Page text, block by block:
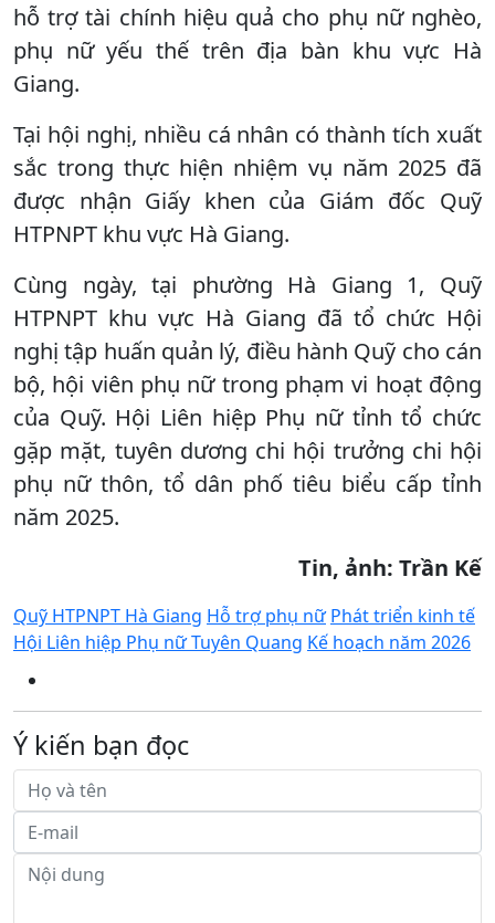
hỗ trợ tài chính hiệu quả cho phụ nữ nghèo,
phụ nữ yếu thế trên địa bàn khu vực Hà
Giang.
Tại hội nghị, nhiều cá nhân có thành tích xuất
sắc trong thực hiện nhiệm vụ năm 2025 đã
được nhận Giấy khen của Giám đốc Quỹ
HTPNPT khu vực Hà Giang.
Cùng ngày, tại phường Hà Giang 1, Quỹ
HTPNPT khu vực Hà Giang đã tổ chức Hội
nghị tập huấn quản lý, điều hành Quỹ cho cán
bộ, hội viên phụ nữ trong phạm vi hoạt động
của Quỹ. Hội Liên hiệp Phụ nữ tỉnh tổ chức
gặp mặt, tuyên dương chi hội trưởng chi hội
phụ nữ thôn, tổ dân phố tiêu biểu cấp tỉnh
năm 2025.
Tin, ảnh: Trần Kế
Quỹ HTPNPT Hà Giang Hỗ trợ phụ nữ Phát triển kinh tế
Hội Liên hiệp Phụ nữ Tuyên Quang Kế hoạch năm 2026
Ý kiến bạn đọc